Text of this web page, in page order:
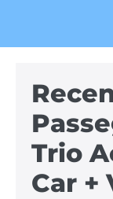
Trio
Car +